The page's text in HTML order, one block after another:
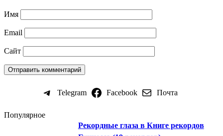
Имя
Email
Сайт
Telegram Facebook Почта
Популярное
Рекордные глаза в Книге рекордов